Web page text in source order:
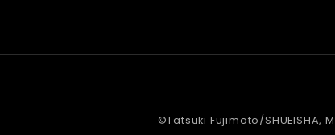
©Tatsuki Fujimoto/